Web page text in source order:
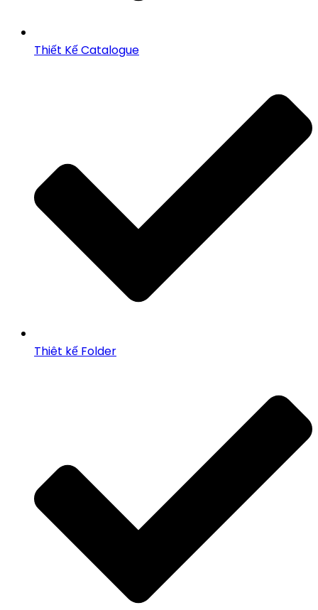
Thiết Kế Catalogue
Thiêt kế Folder